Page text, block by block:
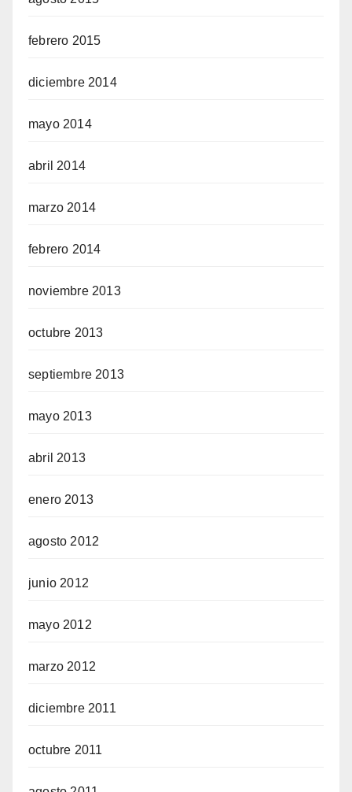
febrero 2015
diciembre 2014
mayo 2014
abril 2014
marzo 2014
febrero 2014
noviembre 2013
octubre 2013
septiembre 2013
mayo 2013
abril 2013
enero 2013
agosto 2012
junio 2012
mayo 2012
marzo 2012
diciembre 2011
octubre 2011